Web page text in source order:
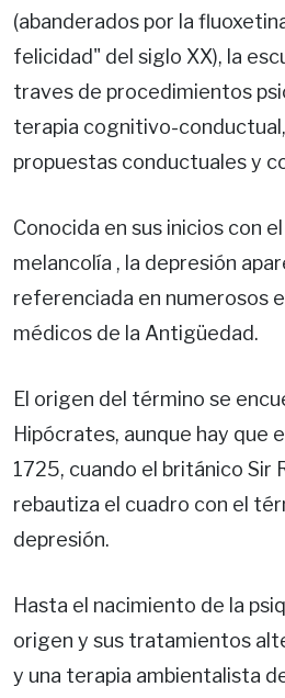
(abanderados por la
felicidad" del siglo XX), la
traves de procedimientos
terapia cognitivo-
propuestas conductuales y
Conocida en sus inicios con
melancolía , la depresión
referenciada en numerosos
médicos de la Antigüedad.
El origen del término se
Hipócrates, aunque hay que
1725, cuando el británico Sir
rebautiza el cuadro con el
depresión.
Hasta el nacimiento de la
origen y sus tratamientos
y una terapia ambientalista